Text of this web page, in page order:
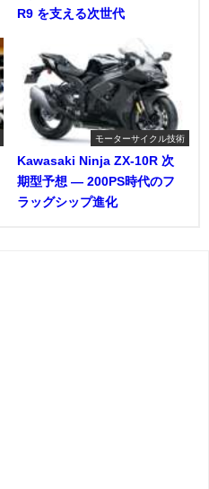
R9 を支える次世代
モーターサイクル技術
Kawasaki Ninja ZX-10R 次
期型予想 ― 200PS時代のフ
ラッグシップ進化